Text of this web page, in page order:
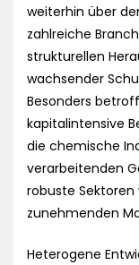
weiterhin über
zahlreiche
strukturellen
wachsender
Besonders
kapitalintensive
die chemische
verarbeitenden
robuste Sektoren
zunehmenden
Heterogene